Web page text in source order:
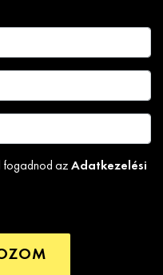
fogadnod az Adatkezelési